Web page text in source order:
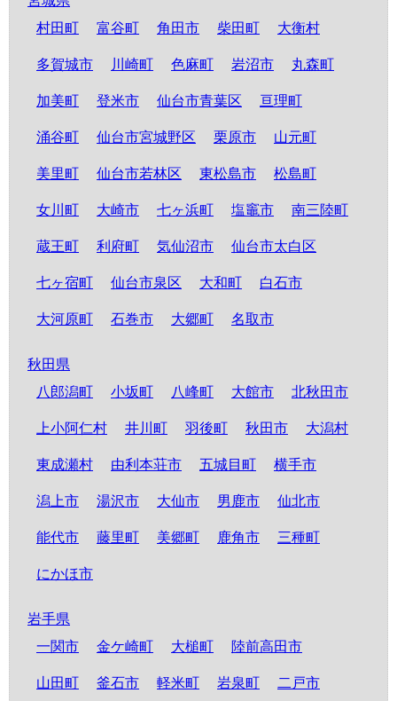
村田町
富谷町 角田市 柴田町 大衡村
多賀城市 川崎町 色麻町 岩沼市 丸森町
加美町 登米市 仙台市青葉区 亘理町
涌谷町 仙台市宮城野区 栗原市 山元町
美里町 仙台市若林区 東松島市 松島町
女川町 大崎市 七ヶ浜町 塩竈市 南三陸町
蔵王町 利府町 気仙沼市 仙台市太白区
七ヶ宿町 仙台市泉区 大和町 白石市
大河原町 石巻市 大郷町 名取市
秋田県
八郎潟町
小坂町 八峰町 大館市 北秋田市
上小阿仁村 井川町 羽後町 秋田市 大潟村
東成瀬村 由利本荘市 五城目町 横手市
潟上市 湯沢市 大仙市 男鹿市 仙北市
能代市 藤里町 美郷町 鹿角市 三種町
にかほ市
岩手県
一関市
金ケ崎町 大槌町 陸前高田市
山田町 釜石市 軽米町 岩泉町 二戸市